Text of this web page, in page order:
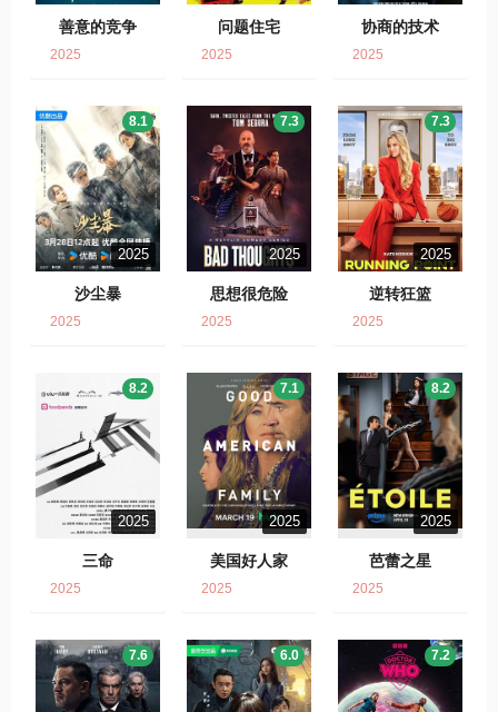
善意的竞争
2025
问题住宅
2025
协商的技术
2025
2025
沙尘暴
8.1
2025
2025
思想很危险
7.3
2025
2025
逆转狂篮
7.3
2025
2025
三命
8.2
2025
2025
美国好人家
7.1
2025
2025
芭蕾之星
8.2
2025
7.6 6.0 7.2